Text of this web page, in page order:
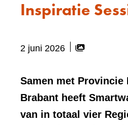
Inspiratie
2 juni 2026Bevat
element:
Fotocarrousel
Samen met Provincie
Brabant heeft
van in totaal vier